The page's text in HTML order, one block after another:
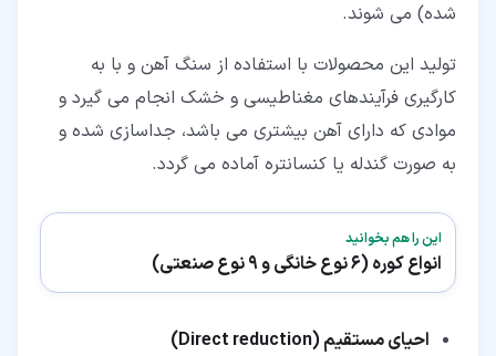
شده) می شوند.
تولید این محصولات با استفاده از سنگ آهن و با به
کارگیری فرآیندهای مغناطیسی و خشک انجام می گیرد و
موادی که دارای آهن بیشتری می باشد، جداسازی شده و
به صورت گندله یا کنسانتره آماده می گردد.
این را هم بخوانید
انواع کوره (6 نوع خانگی و 9 نوع صنعتی)
احیای مستقیم (Direct reduction)